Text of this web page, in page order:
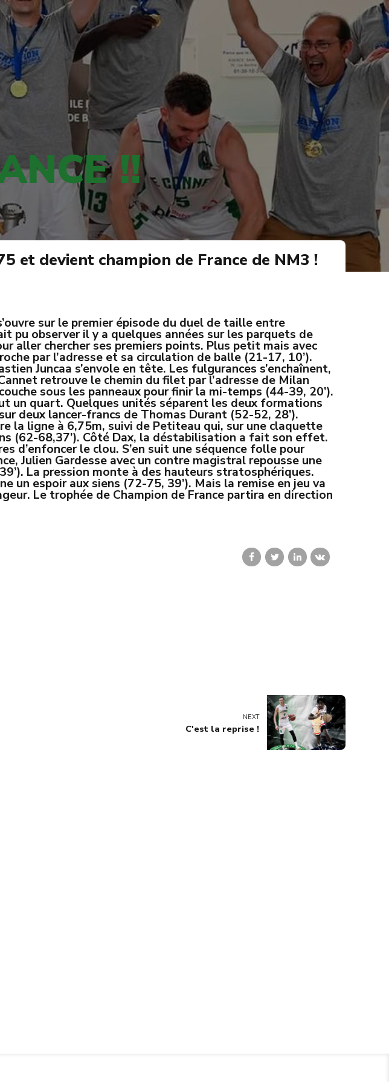
!!
et devient champion de France de NM3 !
sur le premier épisode du duel de taille entre
pu observer il y a quelques années sur les parquets de
aller chercher ses premiers points. Plus petit mais avec
par l’adresse et sa circulation de balle (21-17, 10’).
Juncaa s’envole en tête. Les fulgurances s’enchaînent,
retrouve le chemin du filet par l’adresse de Milan
sous les panneaux pour finir la mi-temps (44-39, 20’).
un quart. Quelques unités séparent les deux formations
deux lancer-francs de Thomas Durant (52-52, 28’).
la ligne à 6,75m, suivi de Petiteau qui, sur une claquette
(62-68,37’). Côté Dax, la déstabilisation a fait son effet.
d’enfoncer le clou. S’en suit une séquence folle pour
Julien Gardesse avec un contre magistral repousse une
La pression monte à des hauteurs stratosphériques.
un espoir aux siens (72-75, 39’). Mais la remise en jeu va
Le trophée de Champion de France partira en direction
NEXT
C'est la reprise !